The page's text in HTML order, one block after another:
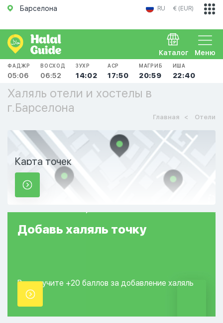
Барселона RU € (EUR)
Меню
Каталог
ФАДЖР
05:06
ВОСХОД
06:52
ЗУХР
14:02
АСР
17:50
МАГРИБ
20:59
ИША
22:40
Халяль отели и хостелы в
г.Барселона
Главная Отели
Карта точек
Добавь халяль точку
Вы получите +20 баллов за добавление халяль
точки.